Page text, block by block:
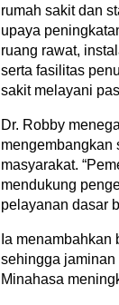
rumah sakit dan
upaya
ruang rawat,
serta fasilitas
sakit melayani
Dr. Robby
mengembangkan
masyarakat.
mendukung
pelayanan dasar
Ia
sehingga
Minahasa